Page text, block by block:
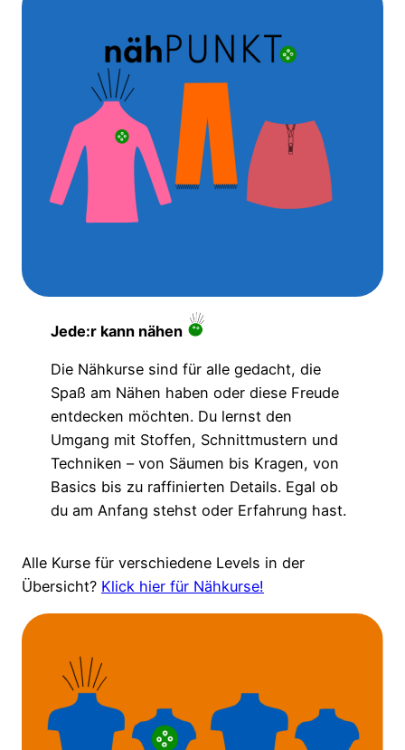
Jede:r kann nähen
Die Nähkurse sind für alle gedacht, die
Spaß am Nähen haben oder diese Freude
entdecken möchten. Du lernst den
Umgang mit Stoffen, Schnittmustern und
Techniken – von Säumen bis Kragen, von
Basics bis zu raffinierten Details. Egal ob
du am Anfang stehst oder Erfahrung hast.
Alle Kurse für verschiedene Levels in der
Übersicht? Klick hier für Nähkurse!